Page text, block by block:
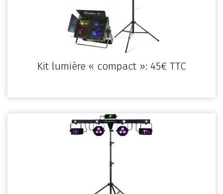
Kit lumière « compact »: 45€ TTC